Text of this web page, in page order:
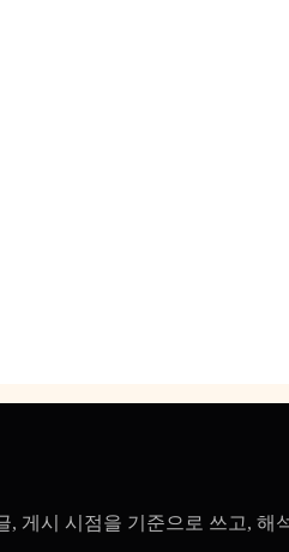
게시 시점을 기준으로 쓰고, 해